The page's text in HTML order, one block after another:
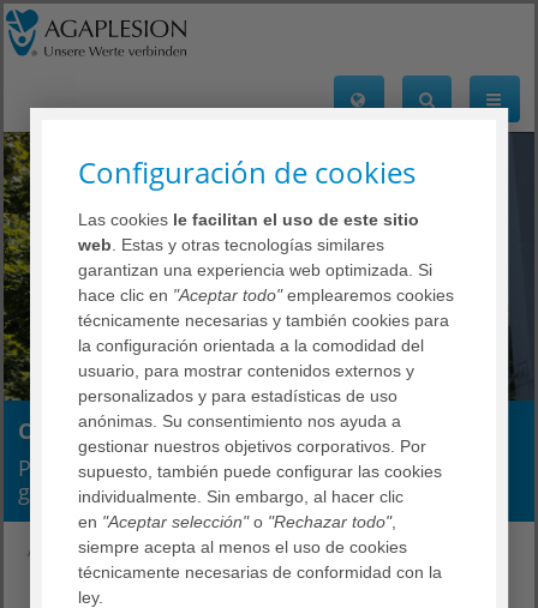
Consorcio de salud
Proveedor de servicios de salud para todas las
generaciones y fases de la vida
AGAPLESION gAG
Consorcio de salud
Prensa y centro de información
Configuración de cookies
Las cookies le facilitan el uso de este sitio
web . Estas y otras tecnologías similares
garantizan una experiencia web optimizada. Si
hace clic en "Aceptar todo"emplearemos cookies
técnicamente necesarias y también cookies para
la configuración orientada a la comodidad del
usuario, para mostrar contenidos externos y
personalizados y para estadísticas de uso
anónimas. Su consentimiento nos ayuda a
gestionar nuestros objetivos corporativos. Por
supuesto, también puede configurar las cookies
individualmente. Sin embargo, al hacer clic
en "Aceptar selección"o "Rechazar todo",
siempre acepta al menos el uso de cookies
técnicamente necesarias de conformidad con la
ley.